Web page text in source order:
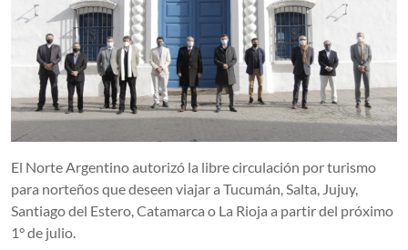
El Norte Argentino autorizó la libre circulación por turismo
para norteños que deseen viajar a Tucumán, Salta, Jujuy,
Santiago del Estero, Catamarca o La Rioja a partir del próximo
1° de julio.